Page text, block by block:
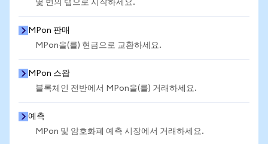
몇 번의 탭으로 시작하세요.
MPon 판매
MPon을(를) 현금으로 교환하세요.
MPon 스왑
블록체인 전반에서 MPon을(를) 거래하세요.
예측
MPon 및 암호화폐 예측 시장에서 거래하세요.